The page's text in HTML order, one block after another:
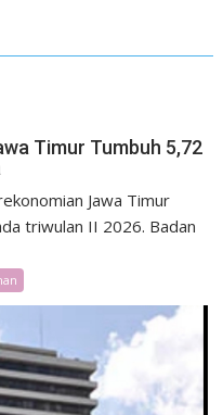
Timur Tumbuh 5,72
Jawa Timur
triwulan II 2026. Badan